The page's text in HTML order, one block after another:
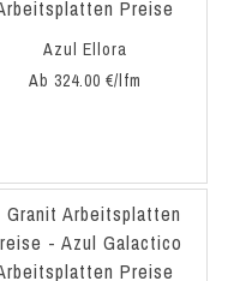
Azul Ellora
Ab 324.00 €/lfm